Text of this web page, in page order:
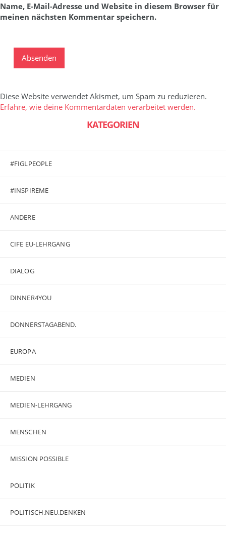
Name, E-Mail-Adresse und Website in diesem Browser für
meinen nächsten Kommentar speichern.
Diese Website verwendet Akismet, um Spam zu reduzieren.
Erfahre, wie deine Kommentardaten verarbeitet werden.
KATEGORIEN
#FIGLPEOPLE
#INSPIREME
ANDERE
CIFE EU-LEHRGANG
DIALOG
DINNER4YOU
DONNERSTAGABEND.
EUROPA
MEDIEN
MEDIEN-LEHRGANG
MENSCHEN
MISSION POSSIBLE
POLITIK
POLITISCH.NEU.DENKEN